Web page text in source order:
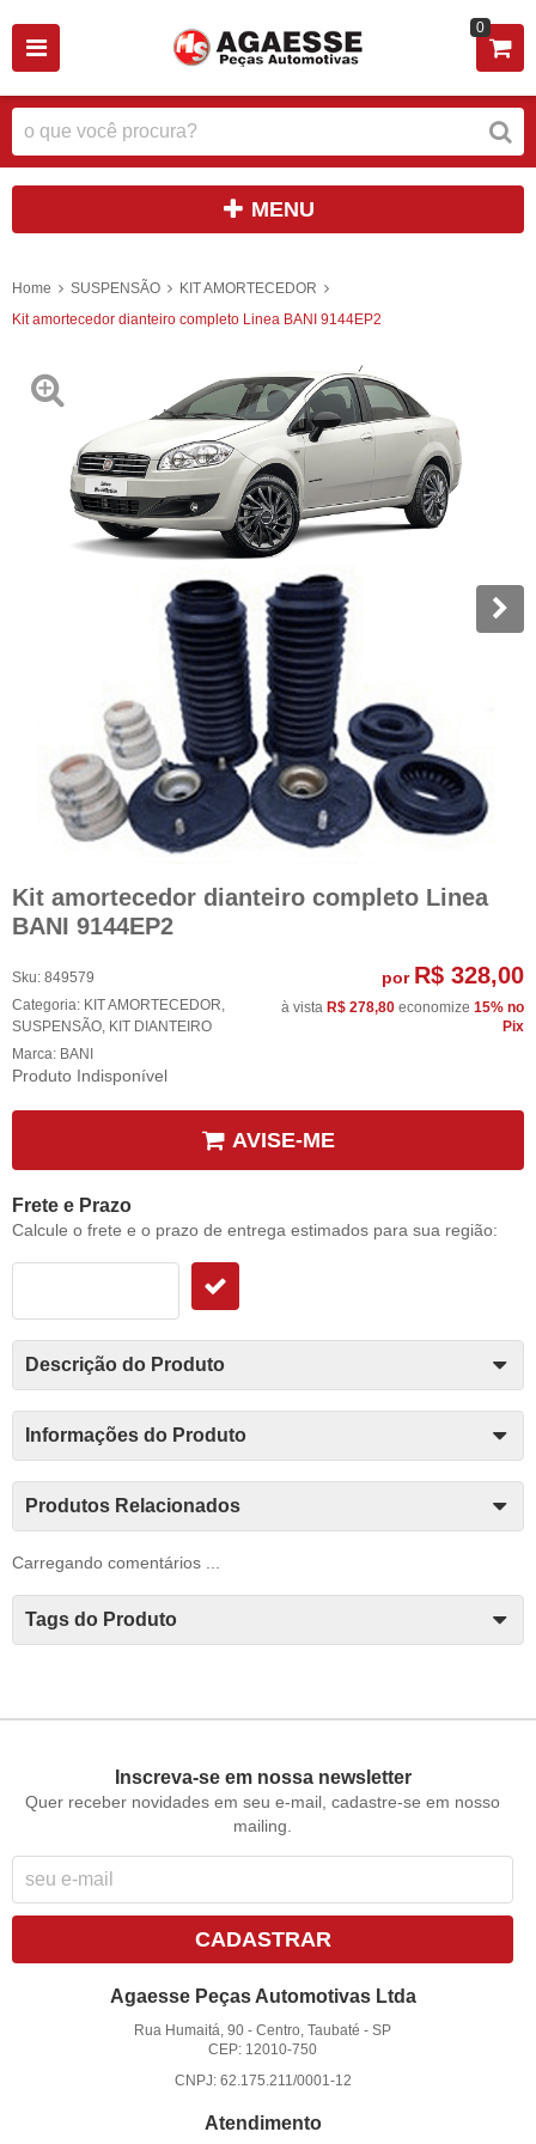
0
MENU
Home SUSPENSÃO
KIT AMORTECEDOR
Kit amortecedor dianteiro completo Linea BANI 9144EP2
Kit amortecedor dianteiro completo Linea
BANI 9144EP2
Sku: 849579
Categoria: KIT AMORTECEDOR,
SUSPENSÃO, KIT DIANTEIRO
Marca: BANI
Produto Indisponível
por R$ 328,00
à vista R$ 278,80 economize 15% no
Pix
AVISE-ME
Frete e Prazo
Calcule o frete e o prazo de entrega estimados para sua região:
Descrição do Produto
Informações do Produto
Produtos Relacionados
Carregando comentários ...
Tags do Produto
Inscreva-se em nossa newsletter
Quer receber novidades em seu e-mail, cadastre-se em nosso
mailing.
CADASTRAR
Agaesse Peças Automotivas Ltda
Rua Humaitá, 90 -Centro, Taubaté -SP
CEP: 12010-750
CNPJ: 62.175.211/0001-12
Atendimento